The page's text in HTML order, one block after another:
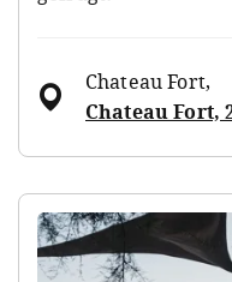
Chateau Fort,
Chateau Fort,